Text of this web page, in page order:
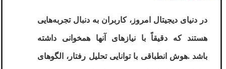
در دنیای دیجیتال امروز، کاربران به دنبال تجربه‌هایی
هستند که دقیقاً با نیازهای آنها همخوانی داشته
باشد .هوش انطباقی با توانایی تحلیل رفتار، الگوهای